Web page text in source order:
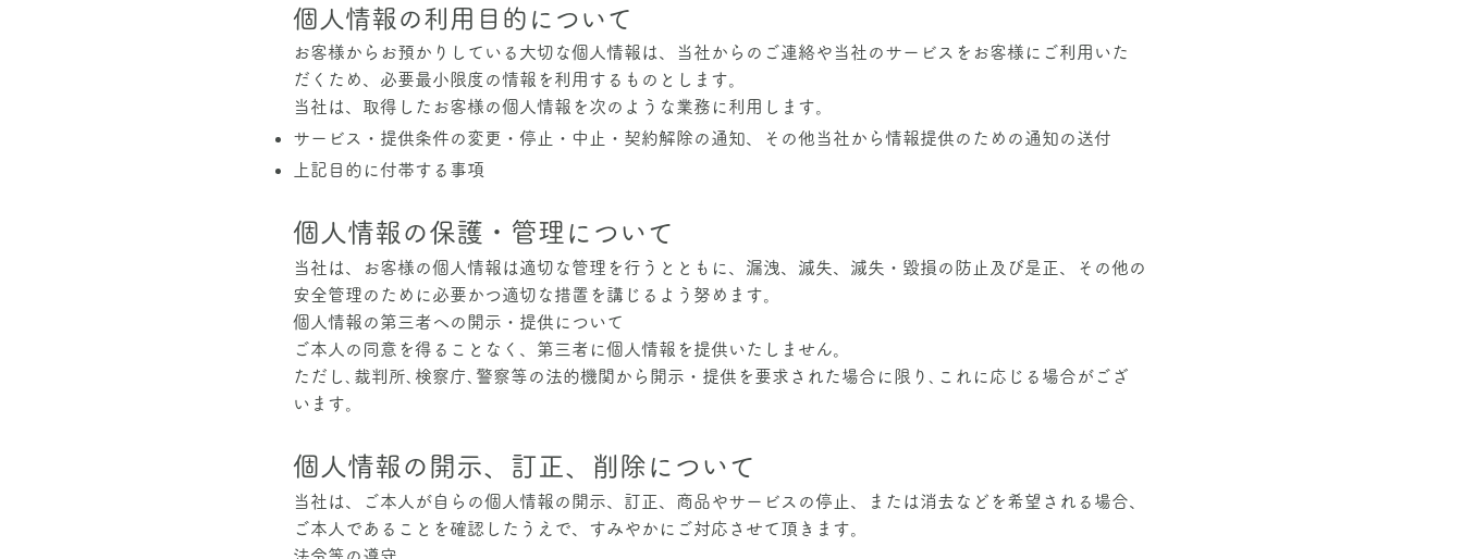
個人情報の利用目的について
​お客様からお預かりしている大切な個人情報は、当社からのご連絡や当社のサービスをお客様にご利用いた
だくため、必要最小限度の情報を利用するものとします。
当社は、取得したお客様の個人情報を次のような業務に利用します。
サービス・提供条件の変更・停止・中止・契約解除の通知、その他当社から情報提供のための通知の送付
上記目的に付帯する事項
個人情報の保護・管理について
当社は、お客様の個人情報は適切な管理を行うとともに、漏洩、滅失、滅失・毀損の防止及び是正、その他の
安全管理のために必要かつ適切な措置を講じるよう努めます。
個人情報の第三者への開示・提供について
ご本人の同意を得ることなく、第三者に個人情報を提供いたしません。
ただし､裁判所､検察庁､警察等の法的機関から開示・提供を要求された場合に限り､これに応じる場合がござ
います。
個人情報の開示、訂正、削除について
当社は、ご本人が自らの個人情報の開示、訂正、商品やサービスの停止、または消去などを希望される場合、
ご本人であることを確認したうえで、すみやかにご対応させて頂きます。